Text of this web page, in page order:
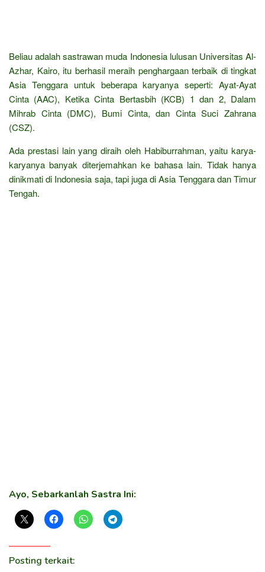
Beliau adalah sastrawan muda Indonesia lulusan Universitas Al-
Azhar, Kairo, itu berhasil meraih penghargaan terbaik di tingkat
Asia Tenggara untuk beberapa karyanya seperti: Ayat-Ayat
Cinta (AAC), Ketika Cinta Bertasbih (KCB) 1 dan 2, Dalam
Mihrab Cinta (DMC), Bumi Cinta, dan Cinta Suci Zahrana
(CSZ).
Ada prestasi lain yang diraih oleh Habiburrahman, yaitu karya-
karyanya banyak diterjemahkan ke bahasa lain. Tidak hanya
dinikmati di Indonesia saja, tapi juga di Asia Tenggara dan Timur
Tengah.
Ayo, Sebarkanlah Sastra Ini:
Posting terkait: